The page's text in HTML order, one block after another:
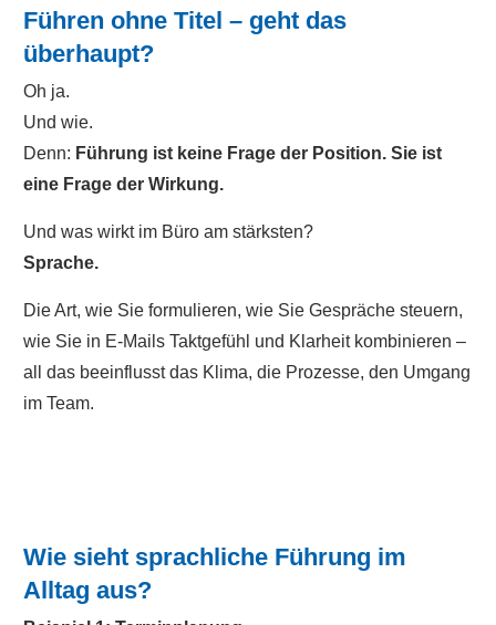
Führen ohne Titel – geht das
überhaupt?
Oh ja.
Und wie.
Denn: Führung ist keine Frage der Position. Sie ist
eine Frage der Wirkung.
Und was wirkt im Büro am stärksten?
Sprache.
Die Art, wie Sie formulieren, wie Sie Gespräche steuern,
wie Sie in E-Mails Taktgefühl und Klarheit kombinieren –
all das beeinflusst das Klima, die Prozesse, den Umgang
im Team.
Wie sieht sprachliche Führung im
Alltag aus?